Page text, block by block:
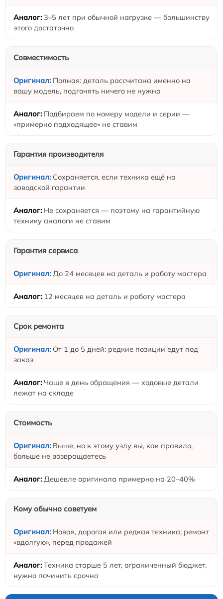
3–5 лет при обычной нагрузке — большинству
этого достаточно
Совместимость
Полная: деталь рассчитана именно на
вашу модель, подгонять ничего не нужно
Подбираем по номеру модели и серии —
«примерно подходящее» не ставим
Гарантия производителя
Сохраняется, если техника ещё на
заводской гарантии
Не сохраняется — поэтому на гарантийную
технику аналоги не ставим
Гарантия сервиса
До 24 месяцев на деталь и работу мастера
12 месяцев на деталь и работу мастера
Срок ремонта
От 1 до 5 дней: редкие позиции едут под
заказ
Чаще в день обращения — ходовые детали
лежат на складе
Стоимость
Выше, но к этому узлу вы, как правило,
больше не возвращаетесь
Дешевле оригинала примерно на 20–40%
Кому обычно советуем
Новая, дорогая или редкая техника; ремонт
«вдолгую», перед продажей
Техника старше 5 лет, ограниченный бюджет,
нужно починить срочно